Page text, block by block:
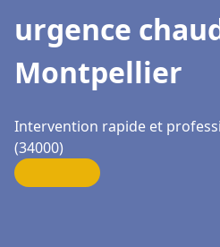
urgence
Montpellier
Intervention rapide et
(34000)